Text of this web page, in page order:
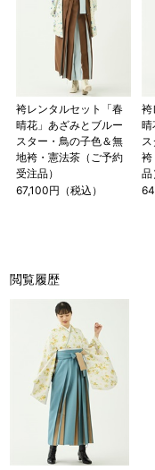
袴レンタルセット「春
晴花」あざみとブルー
スター・鳥の子色＆無
地袴・憲法茶（ご予約
受注品）
67,100円（税込）
袴
晴
袴
品
閲覧履歴